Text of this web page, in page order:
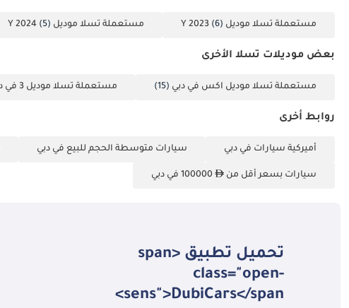
مستعملة تسلا موديل Y 2023 (6) مستعملة تسلا موديل Y 2024 (5)
بعض موديلات تسلا الأخرى
مستعملة تسلا موديل اكس في دبي (15) مستعملة تسلا موديل 3 في دبي
روابط أخرى
أميركية سيارات في دبي سيارات متوسطة الحجم للبيع في دبي
سيارات بسعر أقل من 100000 في دبي
تحميل تطبيق <span
class="open-
sens">DubiCars</span>